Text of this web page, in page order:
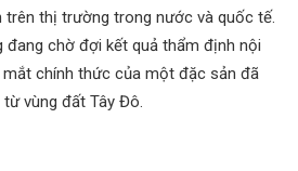
trên thị trường trong nước và quốc tế.
chờ đợi kết quả thẩm định nội
chính thức của một đặc sản đã
vùng đất Tây Đô.